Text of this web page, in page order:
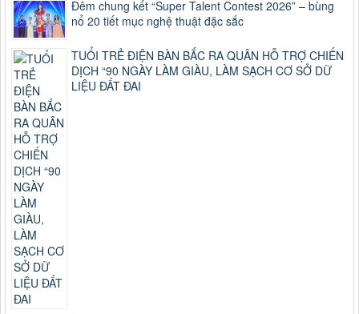
Đêm chung kết “Super Talent Contest 2026” – bùng
nổ 20 tiết mục nghệ thuật đặc sắc
TUỔI TRẺ ĐIỆN BÀN BẮC RA QUÂN HỖ TRỢ CHIẾN
DỊCH “90 NGÀY LÀM GIÀU, LÀM SẠCH CƠ SỞ DỮ
LIỆU ĐẤT ĐAI